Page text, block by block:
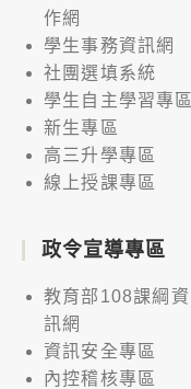
作網
學生事務資訊網
社團選填系統
學生自主學習專區
新生專區
高三升學專區
線上授課專區
政令宣導專區
教育部108課綱資
訊網
資訊安全專區
內控稽核專區